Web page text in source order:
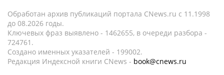
Обработан архив публикаций портала CNews.ru c 11.1998
до 08.2026 годы.
Ключевых фраз выявлено - 1462655, в очереди разбора -
724761.
Создано именных указателей - 199002.
Редакция Индексной книги CNews - book@cnews.ru